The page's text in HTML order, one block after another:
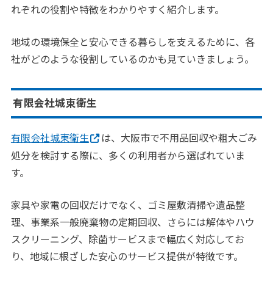
れぞれの役割や特徴をわかりやすく紹介します。
地域の環境保全と安心できる暮らしを支えるために、各
社がどのような役割しているのかも見ていきましょう。
有限会社城東衛生
有限会社城東衛生
は、大阪市で不用品回収や粗大ごみ
処分を検討する際に、多くの利用者から選ばれていま
す。
家具や家電の回収だけでなく、ゴミ屋敷清掃や遺品整
理、事業系一般廃棄物の定期回収、さらには解体やハウ
スクリーニング、除菌サービスまで幅広く対応してお
り、地域に根ざした安心のサービス提供が特徴です。